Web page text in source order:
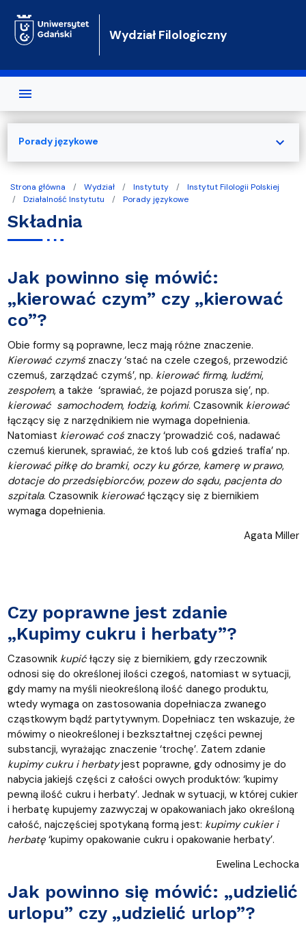
Wydział Filologiczny
Strona główna Wydział Instytuty
Instytut Filologii Polskiej
Działalność Instytutu
Porady językowe
Składnia
Jak powinno się mówić:
„kierować czym” czy „kierować
co”?
Obie formy są poprawne, lecz mają różne znaczenie.
Kierować czymśznaczy ‘stać na czele czegoś, przewodzić
czemuś, zarządzać czymś’, np. kierować firmą, ludźmi,
zespołem, a także ‘sprawiać, że pojazd porusza się’, np.
kierować samochodem, łodzią, końmi. Czasownik kierować
łączący się z narzędnikiem nie wymaga dopełnienia.
Natomiast kierować cośznaczy ‘prowadzić coś, nadawać
czemuś kierunek, sprawiać, że ktoś lub coś gdzieś trafia’ np.
kierować piłkę do bramki, oczy ku górze, kamerę w prawo,
dotacje do przedsiębiorców, pozew do sądu, pacjenta do
szpitala. Czasownik kierowaćłączący się z biernikiem
wymaga dopełnienia.
Agata Miller
Czy poprawne jest zdanie
„Kupimy cukru i herbaty”?
Czasownik kupićłączy się z biernikiem, gdy rzeczownik
odnosi się do określonej ilości czegoś, natomiast w sytuacji,
gdy mamy na myśli nieokreśloną ilość danego produktu,
wtedy wymaga on zastosowania dopełniacza zwanego
cząstkowym bądź partytywnym. Dopełniacz ten wskazuje, że
mówimy o nieokreślonej i bezkształtnej części pewnej
substancji, wyrażając znaczenie ‘trochę’. Zatem zdanie
kupimy cukru i herbatyjest poprawne, gdy odnosimy je do
nabycia jakiejś części z całości owych produktów: ‘kupimy
pewną ilość cukru i herbaty’. Jednak w sytuacji, w której cukier
i herbatę kupujemy zazwyczaj w opakowaniach jako określoną
całość, najczęściej spotykaną formą jest: kupimy cukier i
herbatę‘kupimy opakowanie cukru i opakowanie herbaty’.
Ewelina Lechocka
Jak powinno się mówić: „udzielić
urlopu” czy „udzielić urlop”?
Porady językowe expand_more